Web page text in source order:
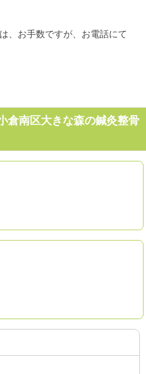
、お手数ですが、お電話にて
倉南区大きな森の鍼灸整骨